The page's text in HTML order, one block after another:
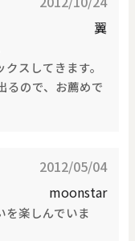
翼
スしてきます。
るので、お薦めで
2012/05/04
moonstar
を楽しんでいま